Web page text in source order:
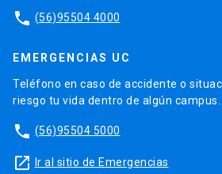
phone (56)95504 4000
EMERGENCIAS UC
Teléfono en caso de accidente o
riesgo tu vida dentro de algún campus.
phone (56)95504 5000
launch Ir al sitio de Emergencias